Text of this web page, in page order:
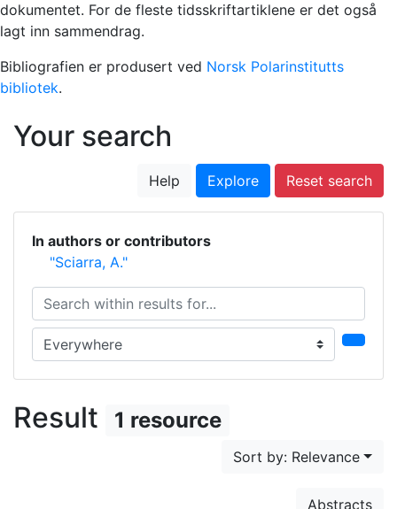
dokumentet. For de fleste tidsskriftartiklene er det også
lagt inn sammendrag.
Bibliografien er produsert ved Norsk Polarinstitutts
bibliotek.
Your search
Help Explore Reset search
In authors or contributors
"Sciarra, A."
Search within results for...
Search in...
Result 1 resource
Sort by: Relevance
Abstracts